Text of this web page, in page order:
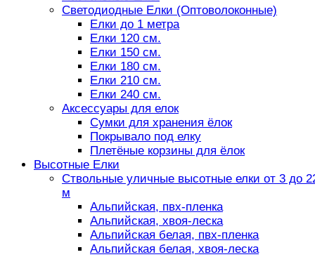
Светодиодные Елки (Оптоволоконные)
Елки до 1 метра
Елки 120 см.
Елки 150 см.
Елки 180 см.
Елки 210 см.
Елки 240 см.
Аксессуары для елок
Сумки для хранения ёлок
Покрывало под елку
Плетёные корзины для ёлок
Высотные Елки
Ствольные уличные высотные елки от 3 до
м
Альпийская, пвх-пленка
Альпийская, хвоя-леска
Альпийская белая, пвх-пленка
Альпийская белая, хвоя-леска